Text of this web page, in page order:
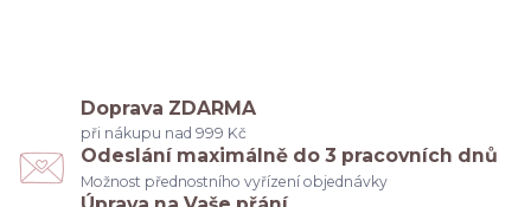
svědkyně
poděkování rodičům
svatební seznam
co potřebuju na svatbu
výběr svědkyně
dárky družičky
Doprava ZDARMA
při nákupu nad 999 Kč
Odeslání maximálně do 3 pracovních dnů
Možnost přednostního vyřízení objednávky